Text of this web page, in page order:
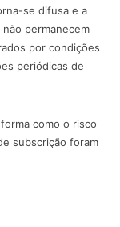
se difusa e a
permanecem
por condições
periódicas de
como o risco
subscrição foram